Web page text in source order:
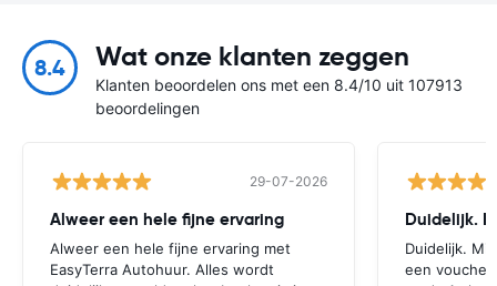
8.4 Wat onze klanten zeggen
Klanten beoordelen ons met een 8.4/10 uit 107913
beoordelingen
29-07-2026
Alweer een hele fijne ervaring
Alweer een hele fijne ervaring met
EasyTerra Autohuur. Alles wordt
Duidelijk.
Duidelijk.
een voucher